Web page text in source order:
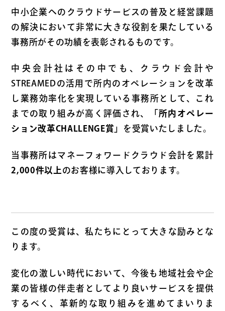
中小企業へのクラウドサービスの普及と経営課題
の解決において非常に大きな役割を果たしている
事務所がその功績を表彰されるものです。
中央会計社はその中でも、クラウド会計や
STREAMEDの活用で所内のオペレーションを改革
し業務効率化を実現している事務所として、これ
までの取り組みが高く評価され、
「所内オペレー
ション改革CHALLENGE賞」
を受賞いたしました。
当事務所はマネーフォワードクラウド会計を累計
2,000件以上 のお客様に導入しております。
この度の受賞は、私たちにとって大きな励みとな
ります。
変化の激しい時代において、今後も地域社会や企
業の皆様の伴走者としてより良いサービスを提供
するべく、革新的な取り組みを進めてまいりま